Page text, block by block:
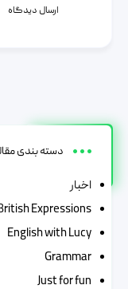
ارسال دیدگاه
دسته بندی
اخبار
Expressions
English with Lucy
Grammar
Just for fun